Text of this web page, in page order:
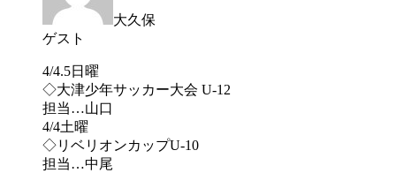
大久保
ゲスト
4/4.5日曜
◇大津少年サッカー大会 U-12
担当…山口
4/4土曜
◇リベリオンカップU-10
担当…中尾